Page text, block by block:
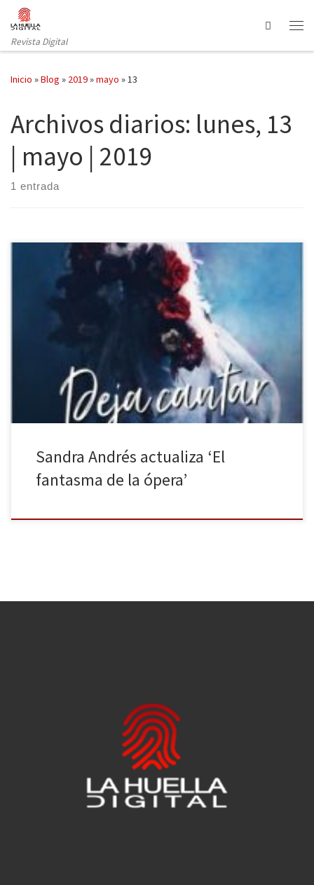
Saltar al contenido
Revista Digital
Search
Inicio »Blog » 2019»mayo »13
Archivos diarios: lunes, 13
| mayo | 2019
1 entrada
El fantasma de las catacumbas parisinas llega a Crossbooks con
una adaptación moderna de El fantasma de ópera de Gastón
Leroux de la mano de Sandra Andrés Belenguer con su obra Deja
cantar a la muerte. Una obra, con una especial sensibilidad hacia
la música y el mito alrededor del relato […]
Sandra Andrés actualiza ‘El
fantasma de la ópera’